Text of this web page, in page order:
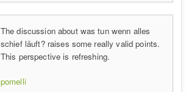
The discussion about was tun wenn alles
schief läuft? raises some really valid points.
This perspective is refreshing.
pomelli